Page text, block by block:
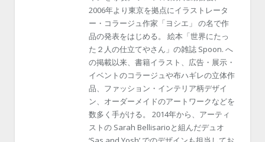
2006年より東京を拠点にイラストレータ
ー・コラージュ作家「ヨシエ」 の名で作
品の発表をはじめる。 絵本「世界にたっ
た２人の仕立てやさん」の雑誌 Spoon. へ
の掲載以来、書籍イラスト、広告・展示・
イベントのコラージュや布ハギレの立体作
品、ファッション・インテリア柄デザイ
ン、オーダーメイドのアートワークなどを
数多く手がける。 2014年から、アーティ
ストの Sarah Bellisarioと組んだデュオ